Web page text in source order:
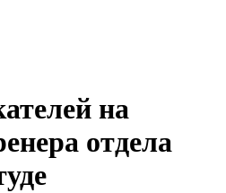
на
отдела